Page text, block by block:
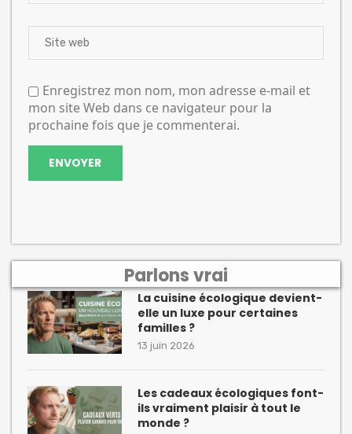
Enregistrez mon nom, mon adresse e-mail et
mon site Web dans ce navigateur pour la
prochaine fois que je commenterai.
Parlons vrai
La cuisine écologique devient-
elle un luxe pour certaines
familles ?
13 juin 2026
Les cadeaux écologiques font-
ils vraiment plaisir à tout le
monde ?